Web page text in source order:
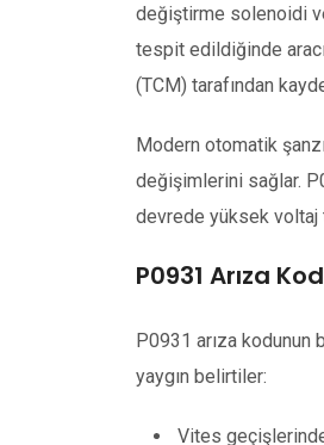
değiştirme solenoidi
tespit edildiğinde
(TCM) tarafından
Modern otomatik
değişimlerini sağlar.
devrede yüksek
P0931 Arıza
P0931 arıza kodunun
yaygın belirtiler:
Vites